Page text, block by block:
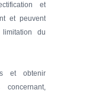
et
et peuvent
du
et obtenir
concernant,